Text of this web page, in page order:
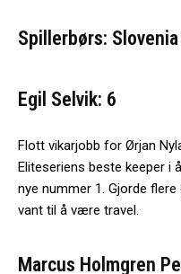
Spillerbørs:
Egil Selvik: 6
Flott vikarjobb for Ørjan
Eliteseriens beste keeper i
nye nummer 1. Gjorde
vant til å være travel.
Marcus Holmgren